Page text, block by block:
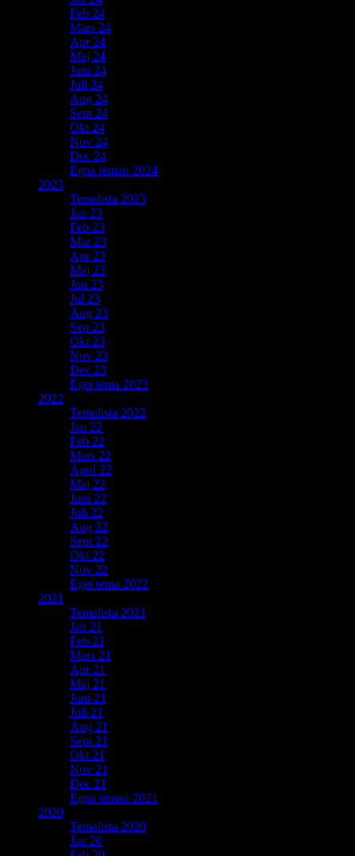
Feb 24
Mars 24
Apr 24
Maj 24
Juni 24
Juli 24
Aug 24
Sept 24
Okt 24
Nov 24
Dec 24
Egna teman 2024
2023
Temalista 2023
Jan 23
Feb 23
Mar 23
Apr 23
Maj 23
Jun 23
Jul 23
Aug 23
Sep 23
Okt 23
Nov 23
Dec 23
Eget tema 2023
2022
Temalista 2022
Jan 22
Feb 22
Mars 22
April 22
Maj 22
Juni 22
Juli 22
Aug 22
Sept 22
Okt 22
Nov 22
Eget tema 2022
2021
Temalista 2021
Jan 21
Feb 21
Mars 21
Apr 21
Maj 21
Juni 21
Juli 21
Aug 21
Sept 21
Okt 21
Nov 21
Dec 21
Egna teman 2021
2020
Temalista 2020
Jan 20